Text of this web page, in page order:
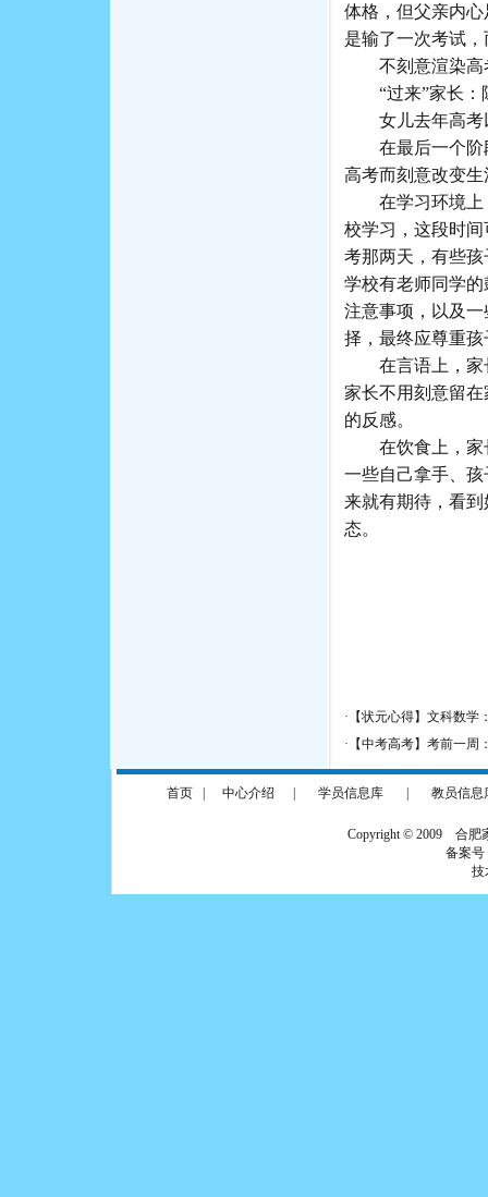
体格，但父亲内
是输了一次考试
不刻意渲染高
“过来”家长：
女儿去年高考
在最后一个阶段
高考而刻意改变
在学习环境上，
校学习，这段时
考那两天，有些
学校有老师同学
注意事项，以及
择，最终应尊重
在言语上，家长
家长不用刻意留
的反感。
在饮食上，家长
一些自己拿手、
来就有期待，看
态。
· 【状元心得】文科数学
· 【中考高考】考前一
首页 中心介绍 学员信息库 教员信息
Copyright © 2009 合肥
备案号
技